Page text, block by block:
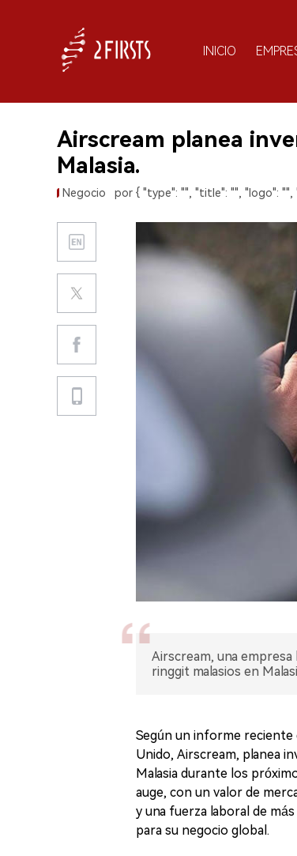
INICIO
Airscream planea
Malasia.
Negocio por { "type": "", "title": "", "logo": "",
Airscream, una
ringgit malasios en
Según un informe reciente
Unido, Airscream, planea
Malasia durante los
auge, con un valor de
y una fuerza laboral de
para su negocio global.